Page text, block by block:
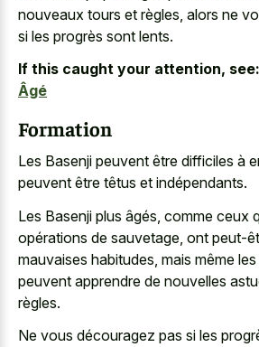
nouveaux tours et règles, alors ne
si les progrès sont lents.
If this caught your attention, see:
Âgé
Formation
Les Basenji peuvent être difficiles à
peuvent être têtus et indépendants.
Les Basenji plus âgés, comme ceux
opérations de sauvetage, ont peut-
mauvaises habitudes, mais même
peuvent apprendre de nouvelles
règles.
Ne vous découragez pas si les